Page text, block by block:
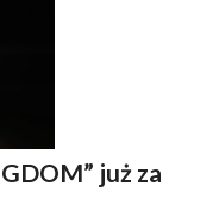
już za